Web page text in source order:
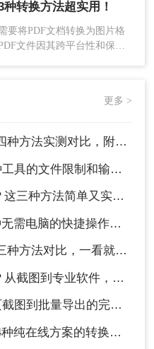
“截图”方法呢？所以
件的页面给截图下
Screen”键实现全屏
区域截图“Alt+A”...
晰度的损耗比较大！
转换方法超实用！
要将PDF文档转换为图片格
文件因其跨平台性和保持
更多 >
测对比，附各场景最优选！
件限制和输出质量对比！
种方法简单又实用！
电脑的快捷操作流程！
方法对比，一看就懂！
专业软件，一篇讲清楚！
量导出的完整操作路径！
案的转换效果和速度对比！